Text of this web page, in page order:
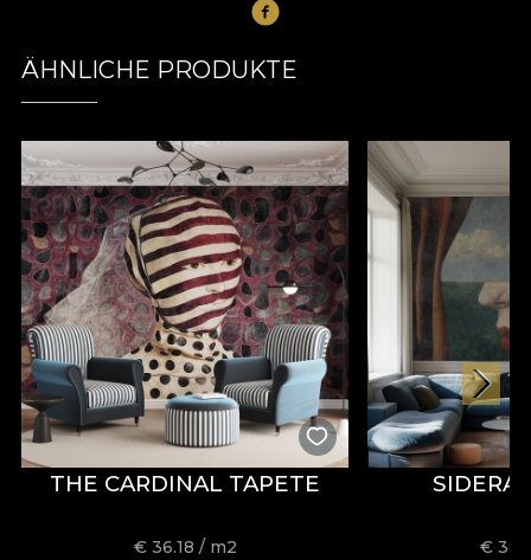
ÄHNLICHE PRODUKTE
THE CARDINAL TAPETE
€ 36.18 / m2 €